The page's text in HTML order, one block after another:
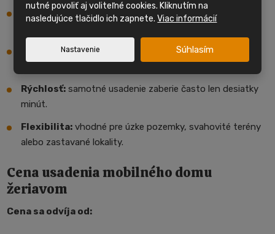
Maximálna presnosť:
ideálna aj pre komplikované
Bezpečnosť:šetrná manipulácia s domom aj v
Rýchlosť:samotné usadenie zaberie často len desiatky
minút.
Flexibilita:vhodné pre úzke pozemky, svahovité terény
alebo zastavané lokality.
Cena usadenia mobilného domu
žeriavom
Cena sa odvíja od:
nutné povoliť aj voliteľné cookies. Kliknutím na
nasledujúce tlačidlo ich zapnete.Viac informácií
Nastavenie Súhlasím